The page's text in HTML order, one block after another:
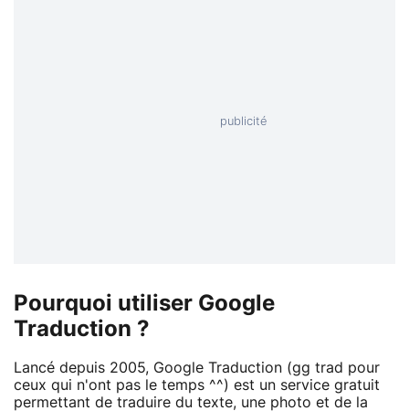
Pourquoi utiliser Google
Traduction ?
Lancé depuis 2005, Google Traduction (gg trad pour
ceux qui n'ont pas le temps ^^) est un service gratuit
permettant de traduire du texte, une photo et de la